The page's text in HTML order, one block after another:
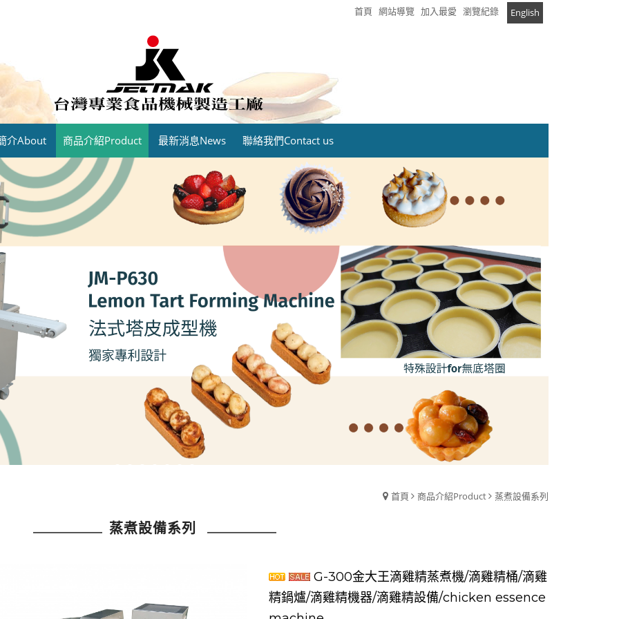
首頁 網站導覽 加入最愛 English
瀏覽紀錄
介About 商品介紹Product 最新消息News 聯絡我們Contact us
首頁 商品介紹Product 蒸煮設備系列
蒸煮設備系列
G-300金大王滴雞精蒸煮機/滴雞精桶/滴雞
精鍋爐/滴雞精機器/滴雞精設備/chicken essence